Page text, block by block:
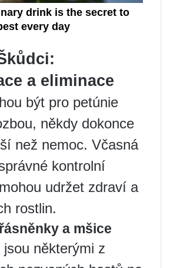
a eliminace
být pro petúnie
někdy dokonce
než nemoc. Včasná
kontrolní
udržet zdraví a
rostlin.
a mšice
některými z